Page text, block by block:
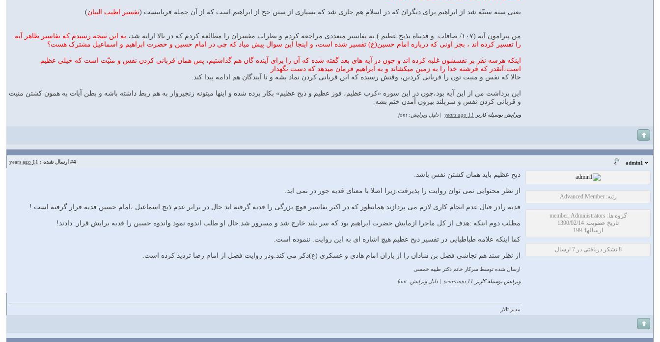
يعنى سنة سنيّه شد از ابراهيم براى ديگران كه در اسلام هم جارى شد كه بسيارى از سنن حج از ابراهيم است كه از آن جمله قربانيست.(تفسیر اطیب البیان)
من پیرامون آیه (۱۰۷/ صافات: و فدیناه بذبح عظیم ) به تفاسیر متعددی مراجعه کردم و نظرات مفسران را مطالعه کردم كه در بالا ارايه شد،
به این نتیجه رسیدم که تفاسیر ظاهر آیه
را تفسیر کرده اند ، بجز اونی که درباره امام حسین(ع) تفسیر شده است، و اینجا این سوال پیش میاد که چی در امام حسین و حضرت ابراهیم و اسماعیل مشترک هست؟
اینکه هرسه نفر بر نفسشون غلبه کرده اند و چون در آیه های بعد گفته شده که آن را برای آینده گان هم گذاشتیم، پس همان قربانی کردن نفس و منیّت است که خیلی عظیم
است،آنقدر که فرشته خدا را به زمین میکشاند و به ابراهیم فرمان میدهد که دست نگهدار
حالا که نفس و منیت تون را قربانی کردین، وقتش رسیده که این قربانی کردن نماد بشه و تا آیندگان هم ادامه پیدا کند.
این برداشت من از این آیه بود،چون در این سوره «کرب عظیم، فوز عظیم و ذبح عظیم» بکار برده شده و اینها میتونه زنجیروار به هم ربط داشته باشه و بطن آیات به همون کشتن منیت
و قربانی کردن نفس و سربلند بیرون آمدن ختم بشه.
ویرایش بوسیله کاربر 11 years ago دلیل ویرایش: font
admin1
#4 ارسال شده : 11 years ago
رتبه: Advanced Member
گروه ها: member, Administrators
تاریخ عضویت: 1390/02/14
ارسالها: 199
8 تشکر دریافتی در 7 ارسال
ذبح عظیم باید همان کشتن نفس باشد.
از نظر محتوایی نمی توان روایت را پذیرفت.زیرا اصلا با معنای فدیه جور در نمی اید.
فدیه رادر قبال عدم انجام کاری لازم می پردازند.همانطور که در اکثر تفاسیر قوچ بزرگی را فدیه گرفته اند.حال در برابر عدم ذبح اسماعیل ،امام حسین فدیه قرار گرفته است.!
مطلب دوم اینکه :هدف از کل ماجرا ازمایش حضرت ابراهیم بود که سر بلند خارج شد و مسرور شد.حال او طلب اندوه نمود واندوه حسین را فدیه برایش قرار. دادند!
کما اینکه علامه طباطبایی در تفسیر ذبح عظیم هیچ اشاره ای به این روایت. ننموده است.
از نظر سند هم نجاشی فضل بن شاذان را از یاران امام هادی و عسکری (ع)ذکر می کند.ودر روایت فضل از امام رضا تردید کرده است.
ارسال شده توسط سرکار خانم دکتر طیبه خمسی
ویرایش بوسیله کاربر 11 years ago دلیل ویرایش: font
مدیر تالار